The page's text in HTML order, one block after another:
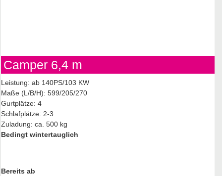
Camper 6,4 m
Leistung: ab 140PS/103 KW
Maße (L/B/H): 599/205/270
Gurtplätze: 4
Schlafplätze: 2-3
Zuladung: ca. 500 kg
Bedingt wintertauglich
Bereits ab